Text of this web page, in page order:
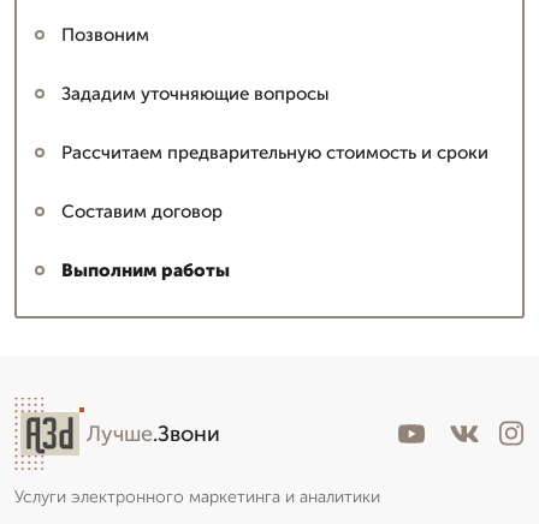
Позвоним
Зададим уточняющие вопросы
Рассчитаем предварительную стоимость и сроки
Составим договор
Выполним работы
Лучше.Звони
Услуги электронного маркетинга и аналитики